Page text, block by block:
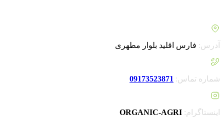
آدرس: فارس اقلید بلوار مطهری
شماره تماس: 09173523871
اینستاگرام: ORGANIC-AGRI